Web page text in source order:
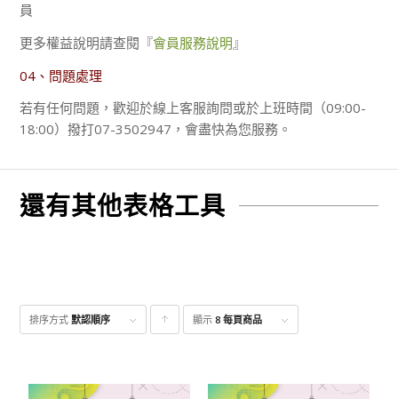
員
更多權益說明請查閱『會員服務說明 』
04、問題處理
若有任何問題，歡迎於線上客服詢問或於上班時間（09:00-
18:00）撥打07-3502947，會盡快為您服務。
還有其他表格工具
排序方式默認順序 點
顯示8 每頁商品